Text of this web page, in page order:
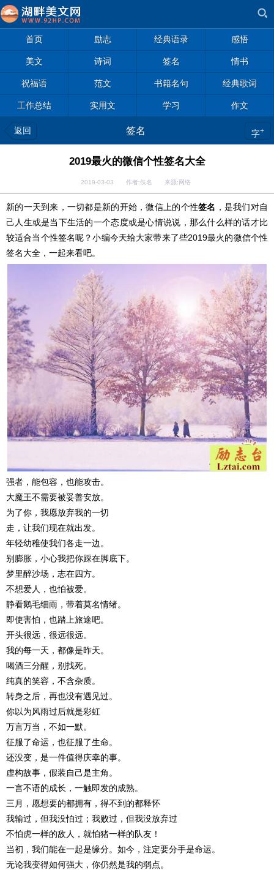
首页 励志 经典语录 感悟
美文 诗词 签名 情书
祝福语 范文 书籍名句 经典歌词
工作总结 实用文 学习 作文
返回 签名 字+
2019最火的微信个性签名大全
2019-03-03 作者:佚名 来源:网络
新的一天到来，一切都是新的开始，微信上的个性签名 ，是我们对自
己人生或是当下生活的一个态度或是心情说说，那么什么样的话才比
较适合当个性签名呢？小编今天给大家带来了些2019最火的微信个性
签名大全，一起来看吧。
强者，能包容，也能攻击。
大魔王不需要被妥善安放。
为了你，我愿放弃我的一切
走，让我们现在就出发。
年轻幼稚使我们各走一边。
别膨胀，小心我把你踩在脚底下。
梦里醉沙场，志在四方。
不想爱人，也怕被爱。
静看鹅毛细雨，带着莫名情绪。
即使害怕，也踏上旅途吧。
开头很远，很远很远。
我的每一天，都像是昨天。
喝酒三分醒，别找死。
纯真的笑容，不含杂质。
转身之后，再也没有遇见过。
你以为风雨过后就是彩虹
万言万当，不如一默。
征服了命运，也征服了生命。
还没变，是一件值得庆幸的事。
虚构故事，假装自己是主角。
一言不语的成长，一触即发的成熟。
三月，愿想要的都拥有，得不到的都释怀
我输过，但我没怕过；我败过，但我没放弃过
不怕虎一样的敌人，就怕猪一样的队友！
当初，我们能在一起是缘分。如今，注定要分手是命运。
无论我变得如何强大，你仍然是我的弱点。